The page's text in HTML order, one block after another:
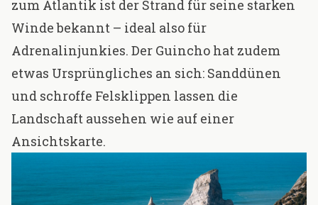
zum Atlantik ist der Strand für seine starken
Winde bekannt – ideal also für
Adrenalinjunkies. Der Guincho hat zudem
etwas Ursprüngliches an sich: Sanddünen
und schroffe Felsklippen lassen die
Landschaft aussehen wie auf einer
Ansichtskarte.